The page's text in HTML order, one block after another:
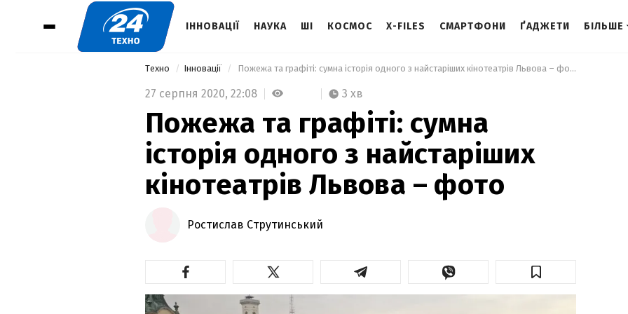
ІННОВАЦІЇ НАУКА ШІ КОСМОС X-FILES СМАРТФОНИ ҐАДЖЕТИ БІЛЬШЕ
Техно Інновації Пожежа та графіті: сумна історія одного з найстаріших кінотеатрів Львова – фото
27 серпня 2020, 22:08 3 хв
Пожежа та графіті: сумна
історія одного з найстаріших
кінотеатрів Львова – фото
Ростислав Струтинський